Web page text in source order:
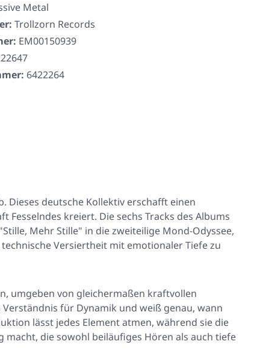
Metal
Trollzorn Records
EM00150939
6422264
Dieses deutsche Kollektiv erschafft einen
kreiert. Die sechs Tracks des Albums
"Stille, Mehr Stille" in die zweiteilige Mond-Odyssee,
Versiertheit mit emotionaler Tiefe zu
umgeben von gleichermaßen kraftvollen
für Dynamik und weiß genau, wann
lässt jedes Element atmen, während sie die
die sowohl beiläufiges Hören als auch tiefe